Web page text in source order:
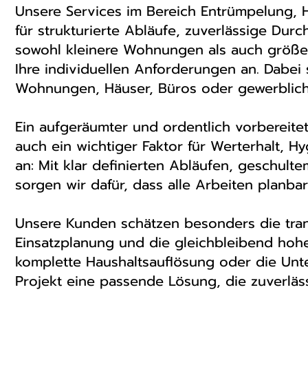
Unsere Services im Bereich
für strukturierte Abläufe, zuverlässige
sowohl kleinere Wohnungen als auch
Ihre individuellen Anforderungen an.
Wohnungen, Häuser, Büros oder
Ein aufgeräumter und ordentlich
auch ein wichtiger Faktor für Werterhalt,
an: Mit klar definierten Abläufen,
sorgen wir dafür, dass alle Arbeiten
Unsere Kunden schätzen besonders die
Einsatzplanung und die gleichbleibend
komplette Haushaltsauflösung oder die
Projekt eine passende Lösung, die